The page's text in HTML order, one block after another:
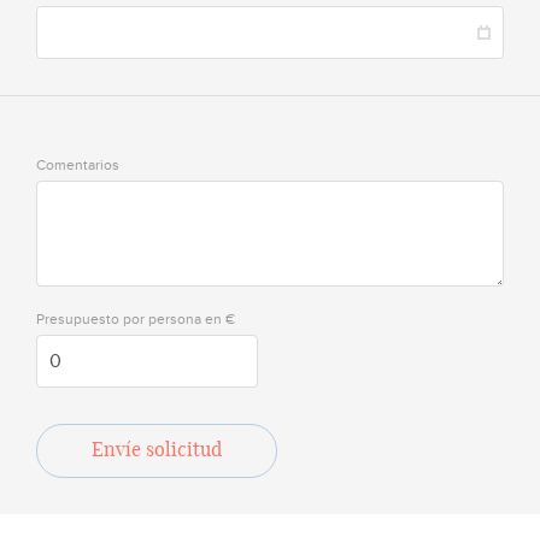
Comentarios
Presupuesto por persona en €
Envíe solicitud